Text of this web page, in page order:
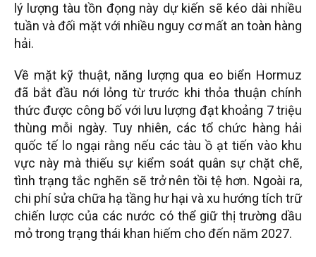
lý lượng tàu tồn đọng này dự kiến sẽ kéo dài nhiều
tuần và đối mặt với nhiều nguy cơ mất an toàn hàng
hải.
Về mặt kỹ thuật, năng lượng qua eo biển Hormuz
đã bắt đầu nới lỏng từ trước khi thỏa thuận chính
thức được công bố với lưu lượng đạt khoảng 7 triệu
thùng mỗi ngày. Tuy nhiên, các tổ chức hàng hải
quốc tế lo ngại rằng nếu các tàu ồ ạt tiến vào khu
vực này mà thiếu sự kiểm soát quân sự chặt chẽ,
tình trạng tắc nghẽn sẽ trở nên tồi tệ hơn. Ngoài ra,
chi phí sửa chữa hạ tầng hư hại và xu hướng tích trữ
chiến lược của các nước có thể giữ thị trường dầu
mỏ trong trạng thái khan hiếm cho đến năm 2027.